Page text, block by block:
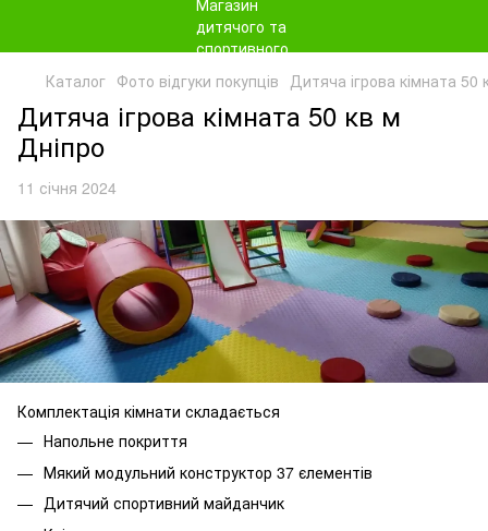
Каталог Фото відгуки покупців Дитяча ігрова кімната 50
Дитяча ігрова кімната 50 кв м
Дніпро
11 січня 2024
Комплектація кімнати складається
Напольне покриття
Мякий модульний конструктор 37 єлементів
Дитячий спортивний майданчик